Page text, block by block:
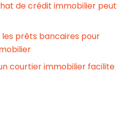
de crédit immobilier peut
prêts bancaires pour
courtier immobilier facilite